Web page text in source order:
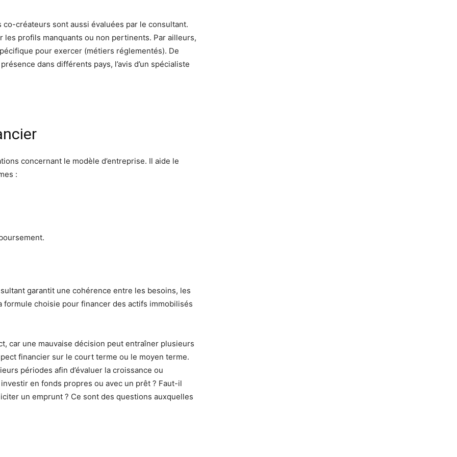
créateurs sont aussi évaluées par le consultant.
profils manquants ou non pertinents. Par ailleurs,
pour exercer (métiers réglementés). De
dans différents pays, l’avis d’un spécialiste
concernant le modèle d’entreprise. Il aide le
:
garantit une cohérence entre les besoins, les
formule choisie pour financer des actifs immobilisés
car une mauvaise décision peut entraîner plusieurs
financier sur le court terme ou le moyen terme.
périodes afin d’évaluer la croissance ou
en fonds propres ou avec un prêt ? Faut-il
un emprunt ? Ce sont des questions auxquelles